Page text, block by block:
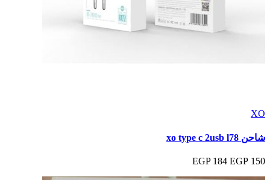
XO
شاحن xo type c 2usb l78
150 EGP
184 EGP